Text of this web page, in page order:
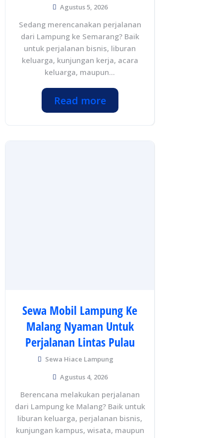
Agustus 5, 2026
Sedang merencanakan perjalanan
dari Lampung ke Semarang? Baik
untuk perjalanan bisnis, liburan
keluarga, kunjungan kerja, acara
keluarga, maupun...
Read more
Sewa Mobil Lampung Ke
Malang Nyaman Untuk
Perjalanan Lintas Pulau
Sewa Hiace Lampung
Agustus 4, 2026
Berencana melakukan perjalanan
dari Lampung ke Malang? Baik untuk
liburan keluarga, perjalanan bisnis,
kunjungan kampus, wisata, maupun